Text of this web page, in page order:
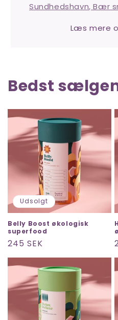
Sundhedshavn, Bær
Læs mere
Bedst
Udsolgt
Belly Boost økologisk
superfood
Normalpris
245 SEK